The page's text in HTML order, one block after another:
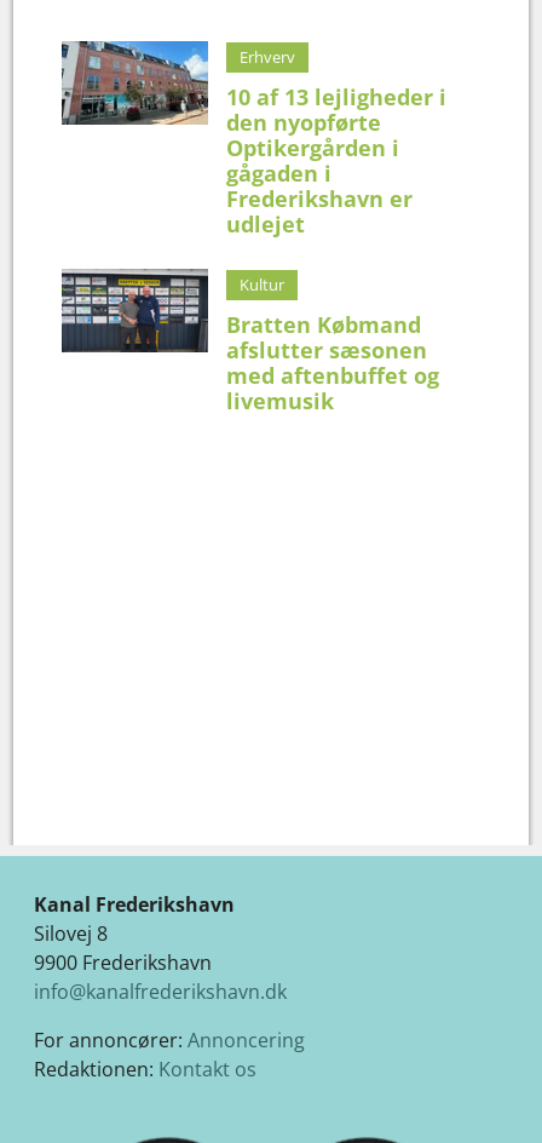
Erhverv
10 af 13 lejligheder i
den nyopførte
Optikergården i
gågaden i
Frederikshavn er
udlejet
Kultur
Bratten Købmand
afslutter sæsonen
med aftenbuffet og
livemusik
Kanal Frederikshavn
Silovej 8
9900 Frederikshavn
info@kanalfrederikshavn.dk
For annoncører: Annoncering
Redaktionen: Kontakt os